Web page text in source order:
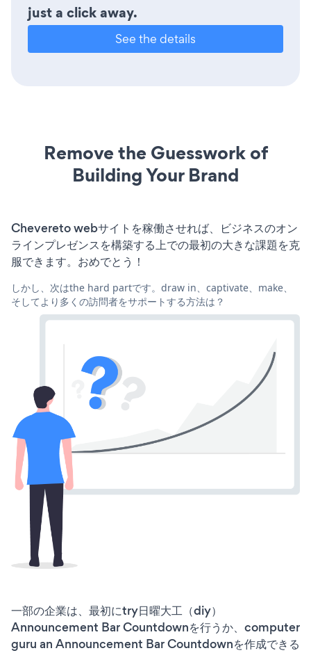
just a click away.
See the details
Remove the Guesswork of
Building Your Brand
Chevereto webサイトを稼働させれば、ビジネスのオン
ラインプレゼンスを構築する上での最初の大きな課題を克
服できます。おめでとう！
しかし、次はthe hard partです。draw in、captivate、make、
そしてより多くの訪問者をサポートする方法は？
一部の企業は、最初にtry日曜大工（diy）
Announcement Bar Countdownを行うか、computer
guru an Announcement Bar Countdownを作成できる